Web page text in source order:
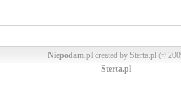
Niepodam.pl created by Sterta.pl @
Sterta.pl